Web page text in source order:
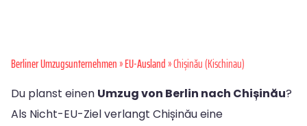
Berliner Umzugsunternehmen»EU-Ausland» Chișinău (Kischinau)
Du planst einen Umzug von Berlin nach Chișinău?
Als Nicht-EU-Ziel verlangt Chișinău eine